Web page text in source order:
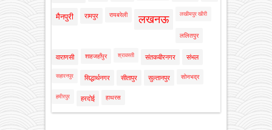
मैनपुरी रामपुर रायबरेली लखनऊ लखीमपुर खीरी
ललितपुर
वाराणसी शाहजहाँपुर श्रावस्ती संतकबीरनगर संभल
सहारनपुर सिद्धार्थनगर सीतापुर सुल्तानपुर सोनभद्र
हमीरपुर हरदोई हाथरस